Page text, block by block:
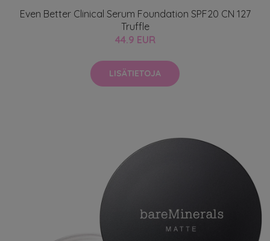
Even Better Clinical Serum Foundation SPF20 CN 127
Truffle
44.9 EUR
LISÄTIETOJA